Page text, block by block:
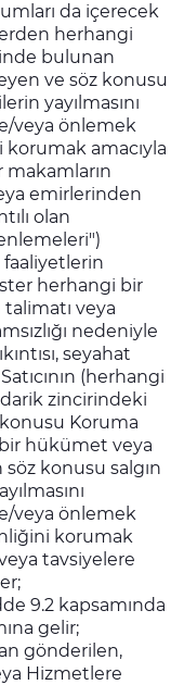
da içerecek
herhangi
bulunan
ve söz konusu
yayılmasını
veya önlemek
korumak amacıyla
emirlerinden
olan
herhangi bir
veya
nedeniyle
seyahat
(herhangi
zincirindeki
Koruma
hükümet veya
konusu salgın
veya önlemek
korumak
tavsiyelere
9.2 kapsamında
gelir;
gönderilen,
Hizmetlere